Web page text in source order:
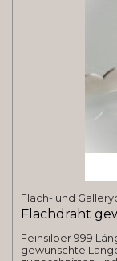
Flach- und
Flachdraht
Feinsilber 999
gewünschte